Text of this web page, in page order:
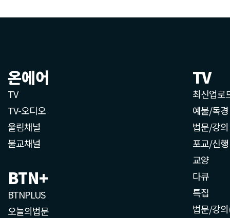
온에어
TV
TV-오디오
울림채널
불교채널
BTN+
BTNPLUS
오늘의법문
TV
최신업로
예불/독경
법문/강의
포교/신행
교양
다큐
특집
법문/강